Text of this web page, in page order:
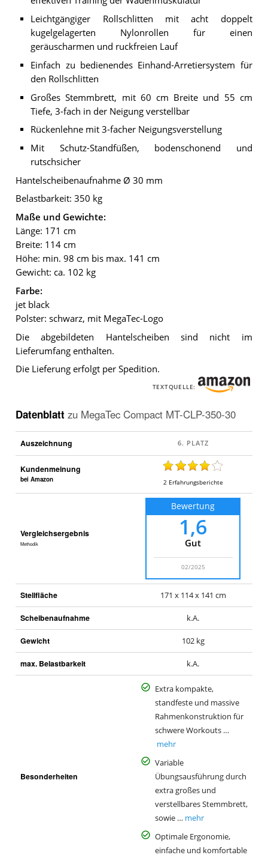
Leichtgängiger Rollschlitten mit acht doppelt
kugelgelagerten Nylonrollen für einen
geräuscharmen und ruckfreien Lauf
Einfach zu bedienendes Einhand-Arretiersystem für
den Rollschlitten
Großes Stemmbrett, mit 60 cm Breite und 55 cm
Tiefe, 3-fach in der Neigung verstellbar
Rückenlehne mit 3-facher Neigungsverstellung
Mit Schutz-Standfüßen, bodenschonend und
rutschsicher
Hantelscheibenaufnahme Ø 30 mm
Belastbarkeit: 350 kg
Maße und Gewichte:
Länge: 171 cm
Breite: 114 cm
Höhe: min. 98 cm bis max. 141 cm
Gewicht: ca. 102 kg
Farbe:
jet black
Polster: schwarz, mit MegaTec-Logo
Die abgebildeten Hantelscheiben sind nicht im
Lieferumfang enthalten.
Die Lieferung erfolgt per Spedition.
TEXTQUELLE:
Datenblatt zu MegaTec Compact MT-CLP-350-30
Auszeichnung
Kundenmeinung
bei Amazon 2 Erfahrungsberichte
Vergleichsergebnis
Methodik
Bewertung
1,6
Gut
02/2025
Stellfläche 171 x 114 x 141 cm
Scheibenaufnahme k.A.
Gewicht 102 kg
max. Belastbarkeit k.A.
Besonderheiten
Extra kompakte,
standfeste und massive
Rahmenkonstruktion für
schwere Workouts …
mehr
Variable
Übungsausführung durch
extra großes und
verstellbares Stemmbrett,
sowie … mehr
Optimale Ergonomie,
einfache und komfortable